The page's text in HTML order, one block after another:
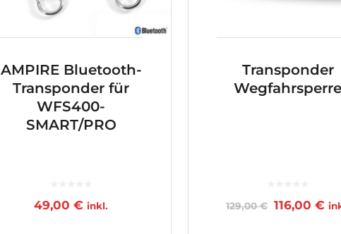
AMPIRE Bluetooth-
Transponder für
WFS400-
SMART/PRO
49,00€ inkl.
Transponder
Wegfahrsperre
129,00€ 116,00€